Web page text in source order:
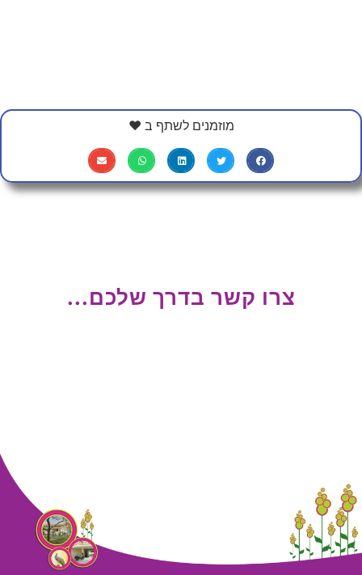
מוזמנים לשתף ב ❤
צרו קשר בדרך שלכם...